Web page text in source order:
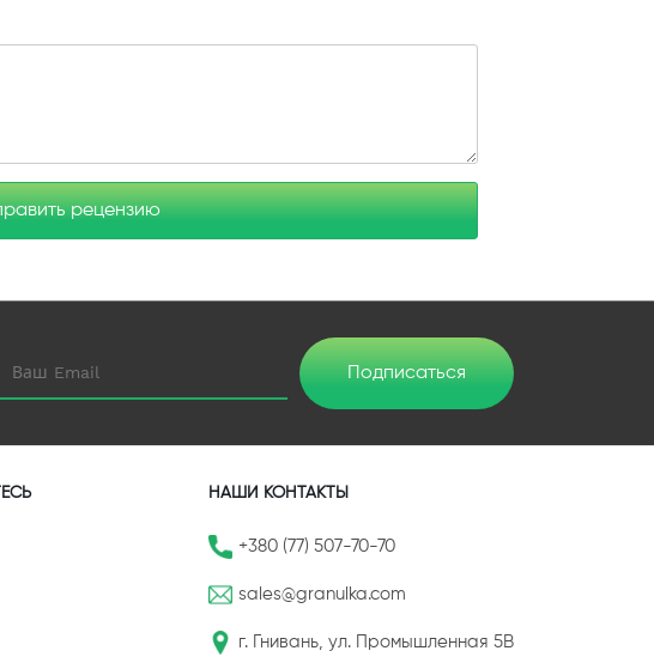
рецензию
Подписаться
НАШИ КОНТАКТЫ
+380 (77) 507-70-70
sales@granulka.com
г. Гнивань, ул. Промышленная 5В